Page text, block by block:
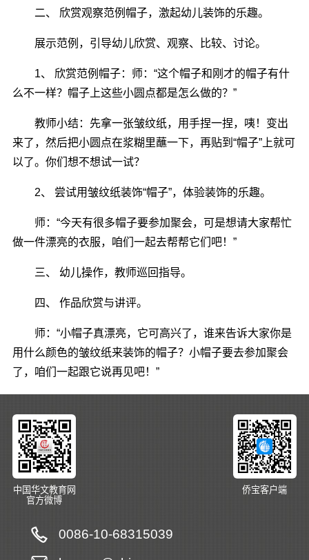
二、 欣赏观察范例帽子，激起幼儿装饰的乐趣。
展示范例，引导幼儿欣赏、观察、比较、讨论。
1、 欣赏范例帽子：师：“这个帽子和刚才的帽子有什
么不一样？帽子上这些小圆点都是怎么做的？”
教师小结：先拿一张皱纹纸，用手捏一捏，咦！变出
来了，然后把小圆点在浆糊里蘸一下，再贴到“帽子”上就可
以了。你们想不想试一试？
2、 尝试用皱纹纸装饰“帽子”，体验装饰的乐趣。
师：“今天有很多帽子要参加聚会，可是想请大家帮忙
做一件漂亮的衣服，咱们一起去帮帮它们吧！”
三、 幼儿操作，教师巡回指导。
四、 作品欣赏与讲评。
师：“小帽子真漂亮，它可高兴了，谁来告诉大家你是
用什么颜色的皱纹纸来装饰的帽子？小帽子要去参加聚会
了，咱们一起跟它说再见吧！”
中国华文教育网
官方微博
侨宝客户端
0086-10-68315039